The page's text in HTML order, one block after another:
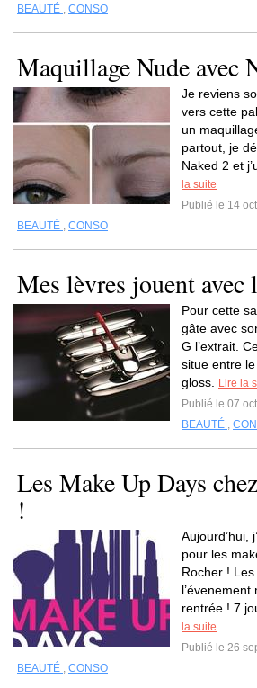
BEAUTÉ , CONSO
Maquillage Nude avec
Je reviens
vers cette
un
partout, je
Naked 2 et
la suite
Publié le 14
BEAUTÉ , CONSO
Mes lèvres jouent avec
Pour cette
gâte avec
G l’extrait.
situe entre
gloss.
Lire la
Publié le 07
BEAUTÉ ,
Les Make Up Days
!
Aujourd’hui,
pour les
Rocher ! Les
rentrée ! 7
la suite
Publié le 26
BEAUTÉ , CONSO